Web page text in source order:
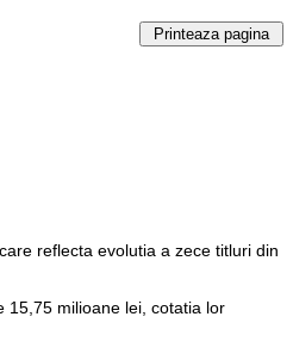
reflecta evolutia a zece titluri din
15,75 milioane lei, cotatia lor